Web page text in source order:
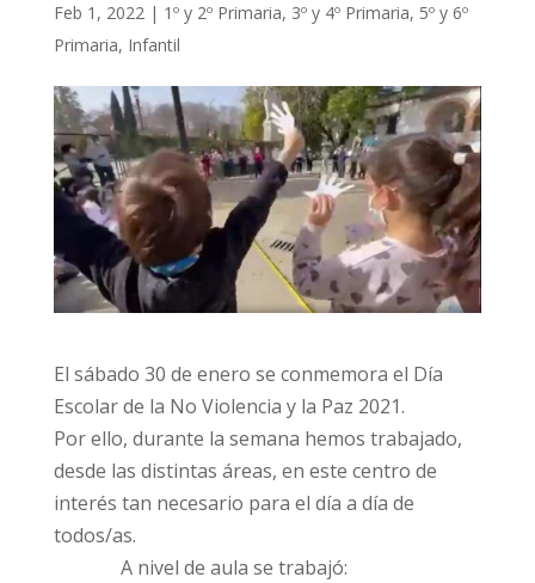
Feb 1, 2022| 1º y 2º Primaria, 3º y 4º Primaria, 5º y 6º
Primaria, Infantil
El sábado 30 de enero se conmemora el Día
Escolar de la No Violencia y la Paz 2021.
Por ello, durante la semana hemos trabajado,
desde las distintas áreas, en este centro de
interés tan necesario para el día a día de
todos/as.
A nivel de aula se trabajó: